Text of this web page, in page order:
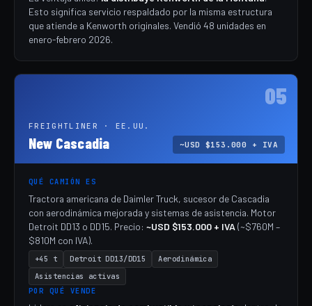
Esto significa servicio respaldado por la misma estructura
que atiende a Kenworth originales. Vendió 48 unidades en
enero-febrero 2026.
05
FREIGHTLINER · EE.UU.
New Cascadia ~USD $153.000 + IVA
QUÉ CAMIÓN ES
Tractora americana de Daimler Truck, sucesor de Cascadia
con aerodinámica mejorada y sistemas de asistencia. Motor
Detroit DD13 o DD15. Precio: ~USD $153.000 + IVA (~$760M –
$810M con IVA).
+45 t Detroit DD13/DD15
Aerodinámica
Asistencias activas
POR QUÉ VENDE